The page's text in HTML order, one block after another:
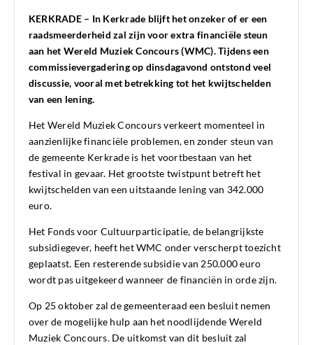
KERKRADE – In Kerkrade blijft het onzeker of er een
raadsmeerderheid zal zijn voor extra financiële steun
aan het Wereld Muziek Concours (WMC). Tijdens een
commissievergadering op dinsdagavond ontstond veel
discussie, vooral met betrekking tot het kwijtschelden
van een lening.
Het Wereld Muziek Concours verkeert momenteel in
aanzienlijke financiële problemen, en zonder steun van
de gemeente Kerkrade is het voortbestaan van het
festival in gevaar. Het grootste twistpunt betreft het
kwijtschelden van een uitstaande lening van 342.000
euro.
Het Fonds voor Cultuurparticipatie, de belangrijkste
subsidiegever, heeft het WMC onder verscherpt toezicht
geplaatst. Een resterende subsidie van 250.000 euro
wordt pas uitgekeerd wanneer de financiën in orde zijn.
Op 25 oktober zal de gemeenteraad een besluit nemen
over de mogelijke hulp aan het noodlijdende Wereld
Muziek Concours. De uitkomst van dit besluit zal